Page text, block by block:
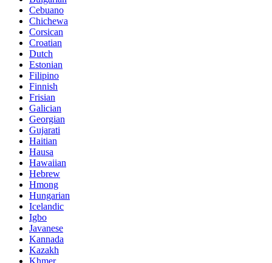
Cebuano
Chichewa
Corsican
Croatian
Dutch
Estonian
Filipino
Finnish
Frisian
Galician
Georgian
Gujarati
Haitian
Hausa
Hawaiian
Hebrew
Hmong
Hungarian
Icelandic
Igbo
Javanese
Kannada
Kazakh
Khmer